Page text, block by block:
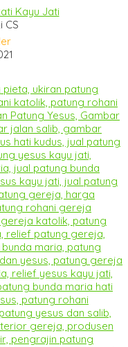
Kayu Jati
CS